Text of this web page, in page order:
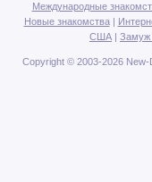
Международные
Новые знакомства|
США | Замуж
Copyright © 2003-2026 New-